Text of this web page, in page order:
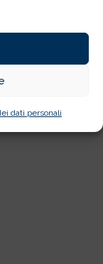
dati personali